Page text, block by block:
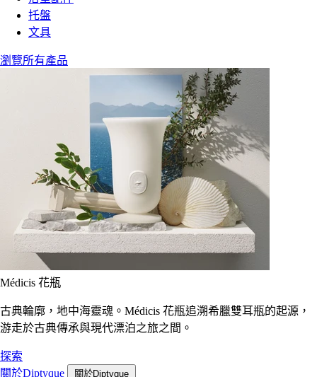
托盤
文具
瀏覽所有產品
Médicis 花瓶
古典輪廓，地中海靈魂。Médicis 花瓶追溯希臘雙耳瓶的起源，
游走於古典傳承與現代漂泊之旅之間。
探索
關於Diptyque
關於Diptyque